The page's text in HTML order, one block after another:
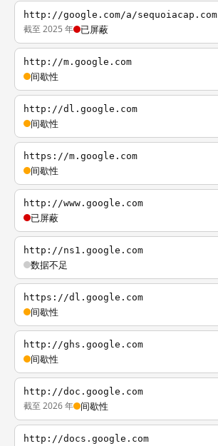
http://google.com/a/sequoiacap.com
截至 2025 年 已屏蔽
http://m.google.com
间歇性
http://dl.google.com
间歇性
https://m.google.com
间歇性
http://www.google.com
已屏蔽
http://ns1.google.com
数据不足
https://dl.google.com
间歇性
http://ghs.google.com
间歇性
http://doc.google.com
截至 2026 年 间歇性
http://docs.google.com